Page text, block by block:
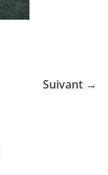
Suivant →